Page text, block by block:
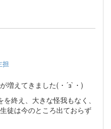
担
増えてきました(・´з`・)
終え、大きな怪我もなく、
徒は今のところ出ておらず